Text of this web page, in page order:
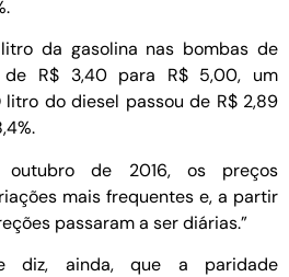
da gasolina nas bombas de
de R$ 3,40 para R$ 5,00, um
do diesel passou de R$ 2,89
de 2016, os preços
mais frequentes e, a partir
passaram a ser diárias.”
diz, ainda, que a paridade